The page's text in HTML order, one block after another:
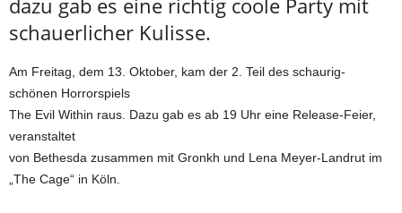
schauerlicher Kulisse.
Am Freitag, dem 13. Oktober, kam der 2. Teil des schaurig-
schönen Horrorspiels
The Evil Within raus. Dazu gab es ab 19 Uhr eine Release-Feier,
veranstaltet
von Bethesda zusammen mit Gronkh und Lena Meyer-Landrut im
„The Cage“ in Köln.